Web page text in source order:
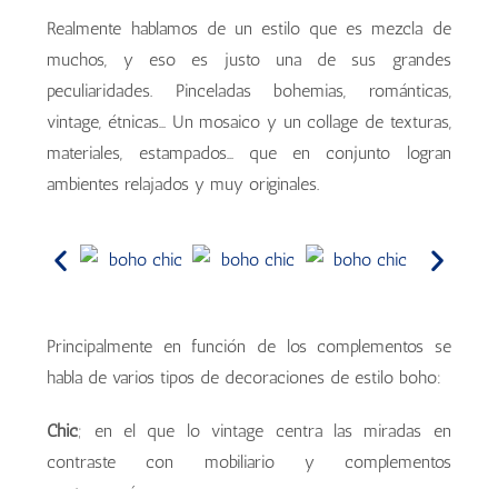
Realmente hablamos de un estilo que es mezcla de
muchos, y eso es justo una de sus grandes
peculiaridades. Pinceladas bohemias, románticas,
vintage, étnicas… Un mosaico y un collage de texturas,
materiales, estampados… que en conjunto logran
ambientes relajados y muy originales.
Principalmente en función de los complementos se
habla de varios tipos de decoraciones de estilo boho:
Chic; en el que lo vintage centra las miradas en
contraste con mobiliario y complementos